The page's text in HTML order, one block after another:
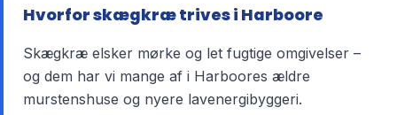
Hvorfor skægkræ trives i Harboore
Skægkræ elsker mørke og let fugtige omgivelser –
og dem har vi mange af i Harboores ældre
murstenshuse og nyere lavenergibyggeri.